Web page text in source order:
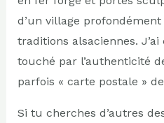
d’un village
traditions alsaciennes.
touché par l’authenticité
parfois « carte postale »
Si tu cherches d’autres